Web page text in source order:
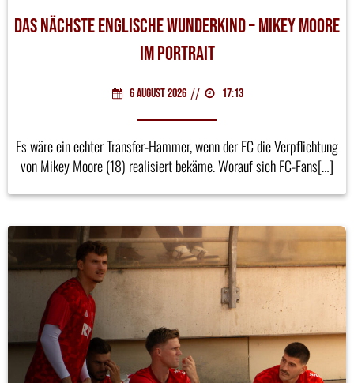
Das nächste englische Wunderkind – Mikey Moore
im Portrait
6 August 2026 // 17:13
Es wäre ein echter Transfer-Hammer, wenn der FC die Verpflichtung
von Mikey Moore (18) realisiert bekäme. Worauf sich FC-Fans[…]